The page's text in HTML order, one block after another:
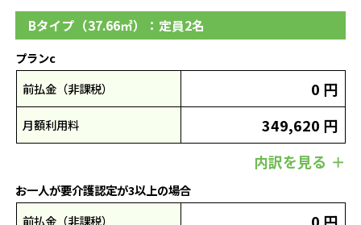
Bタイプ（37.66㎡）：定員2名
プランc
前払金（非課税）
0 円
月額利用料
349,620 円
内訳を見る
お一人が要介護認定が3以上の場合
前払金（非課税）